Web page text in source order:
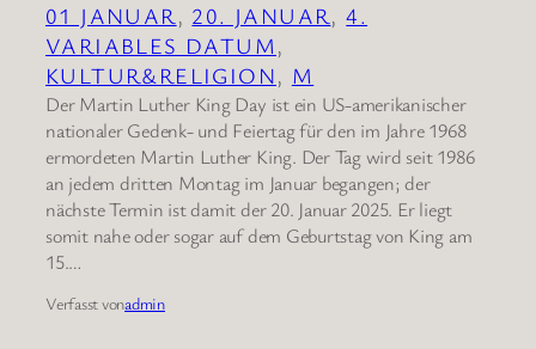
01 JANUAR, 20. JANUAR, 4.
VARIABLES DATUM
KULTUR&RELIGION, M
Der Martin Luther King Day ist ein US-amerikanischer
nationaler Gedenk- und Feiertag für den im Jahre 1968
ermordeten Martin Luther King. Der Tag wird seit 1986
an jedem dritten Montag im Januar begangen; der
nächste Termin ist damit der 20. Januar 2025. Er liegt
somit nahe oder sogar auf dem Geburtstag von King am
15.…
Verfasst vonadmin